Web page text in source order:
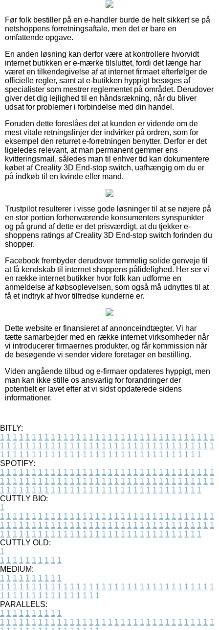
Før folk bestiller på en e-handler burde de helt sikkert se på
netshoppens forretningsaftale, men det er bare en
omfattende opgave.
En anden løsning kan derfor være at kontrollere hvorvidt
internet butikken er e-mærke tilsluttet, fordi det længe har
været en tilkendegivelse af at internet firmaet efterfølger de
officielle regler, samt at e-butikken hyppigt besøges af
specialister som mestrer reglementet på området. Derudover
giver det dig lejlighed til en håndsrækning, når du bliver
udsat for problemer i forbindelse med din handel.
Foruden dette foreslåes det at kunden er vidende om de
mest vitale retningslinjer der indvirker på ordren, som for
eksempel den returret e-forretningen benytter. Derfor er det
ligeledes relevant, at man permanent gemmer ens
kvitteringsmail, således man til enhver tid kan dokumentere
købet af Creality 3D End-stop switch, uafhængig om du er
på indkøb til en kvinde eller mand.
Trustpilot resulterer i visse gode løsninger til at se nøjere på
en stor portion forhenværende konsumenters synspunkter
og på grund af dette er det prisværdigt, at du tjekker e-
shoppens ratings af Creality 3D End-stop switch forinden du
shopper.
Facebook frembyder derudover temmelig solide genveje til
at få kendskab til internet shoppens pålidelighed. Her ser vi
en række internet butikker hvor folk kan udforme en
anmeldelse af købsoplevelsen, som også må udnyttes til at
få et indtryk af hvor tilfredse kunderne er.
Dette website er finansieret af annonceindtægter. Vi har
tætte samarbejder med en række internet virksomheder når
vi introducerer firmaernes produkter, og får kommission når
de besøgende vi sender videre foretager en bestilling.
Viden angående tilbud og e-firmaer opdateres hyppigt, men
man kan ikke stille os ansvarlig for forandringer der
potentielt er lavet efter at vi sidst opdaterede sidens
informationer.
BITLY:
1 1 1 1 1 1 1 1 1 1 1 1 1 1 1 1 1 1 1 1 1 1 1 1 1 1 1 1 1 1 1 1 1 1
1 1 1 1 1 1 1 1 1 1 1 1 1 1 1 1 1 1 1 1 1 1 1 1 1 1 1 1 1 1 1 1 1 1
1 1 1 1 1 1 1 1 1 1 1 1 1 1 1 1 1 1 1 1 1 1 1 1 1 1 1 1 1 1 1 1
SPOTIFY:
1 1 1 1 1 1 1 1 1 1 1 1 1 1 1 1 1 1 1 1 1 1 1 1 1 1 1 1 1 1 1 1 1 1
1 1 1 1 1 1 1 1 1 1 1 1 1 1 1 1 1 1 1 1 1 1 1 1 1 1 1 1 1 1 1 1 1 1
1 1 1 1 1 1 1 1 1 1 1 1 1 1 1 1 1 1 1 1 1 1 1 1 1 1 1 1 1 1 1 1
CUTTLY BIO:
1
1 1 1 1 1 1 1 1 1 1 1 1 1 1 1 1 1 1 1 1 1 1 1 1 1 1 1 1 1 1 1 1 1 1
1 1 1 1 1 1 1 1 1 1 1 1 1 1 1 1 1 1 1 1 1 1 1 1 1 1 1 1 1 1 1 1 1 1
1 1 1 1 1 1 1 1 1 1 1 1 1 1 1 1 1 1 1 1 1 1 1 1 1 1 1 1 1 1 1 1
CUTTLY OLD:
1
1 1 1 1 1 1 1 1 1 1
MEDIUM:
1 1 1 1 1 1 1 1 1 1
1 1 1 1 1 1 1 1 1 1 1 1 1 1 1 1 1 1 1 1 1 1 1 1 1 1 1 1 1 1 1 1 1 1
1 1 1 1 1 1 1 1 1 1 1 1 1 1 1 1
PARALLELS:
1 1 1 1 1 1 1 1 1 1
1 1 1 1 1 1 1 1 1 1 1 1 1 1 1 1 1 1 1 1 1 1 1 1 1 1 1 1 1 1 1 1 1 1